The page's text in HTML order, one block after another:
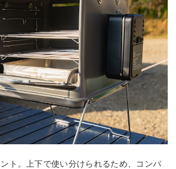
ト。上下で使い分けられるため、コンパ